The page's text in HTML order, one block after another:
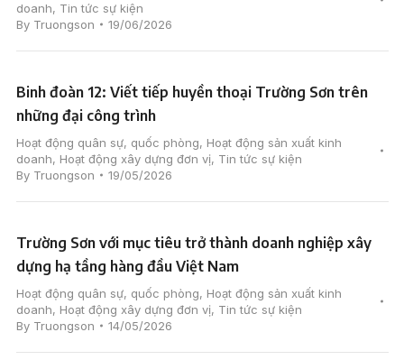
doanh, Tin tức sự kiện
By Truongson 19/06/2026
Binh đoàn 12: Viết tiếp huyền thoại Trường Sơn trên
những đại công trình
Hoạt động quân sự, quốc phòng, Hoạt động sản xuất kinh
doanh, Hoạt động xây dựng đơn vị, Tin tức sự kiện
By Truongson 19/05/2026
Trường Sơn với mục tiêu trở thành doanh nghiệp xây
dựng hạ tầng hàng đầu Việt Nam
Hoạt động quân sự, quốc phòng, Hoạt động sản xuất kinh
doanh, Hoạt động xây dựng đơn vị, Tin tức sự kiện
By Truongson 14/05/2026